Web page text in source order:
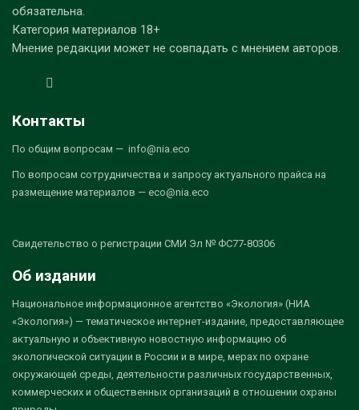
обязательна.
Категория материалов 18+
Мнение редакции может не совпадать с мнением авторов.
Контакты
По общим вопросам — info@nia.eco
По вопросам сотрудничества и запросу актуального прайса на
размещение материалов — eco@nia.eco
Свидетельство о регистрации СМИ Эл № ФС77-80306
Об издании
Национальное информационное агентство «Экология» (НИА
«Экология») — тематическое интернет-издание, предоставляющее
актуальную и объективную новостную информацию об
экологической ситуации в России и в мире, мерах по охране
окружающей среды, деятельности различных государственных,
коммерческих и общественных организаций в отношении охраны